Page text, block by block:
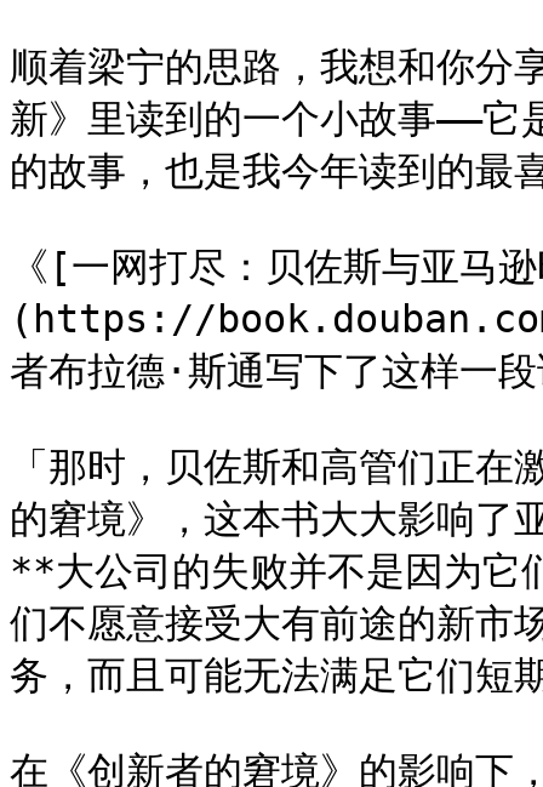
顺着梁宁的思路，我想和你分
新》里读到的一个小故事——
的故事，也是我今年读到的最
《[一网打尽：贝佐斯与亚马
(https://
者布拉德·斯通写下了这样一
「那时，贝佐斯和高管们正
的窘境》，这本书大大影响了
**大公司的失败并不是因为它
们不愿意接受大有前途的新市
务，而且可能无法满足它们
在《创新者的窘境》的影响下